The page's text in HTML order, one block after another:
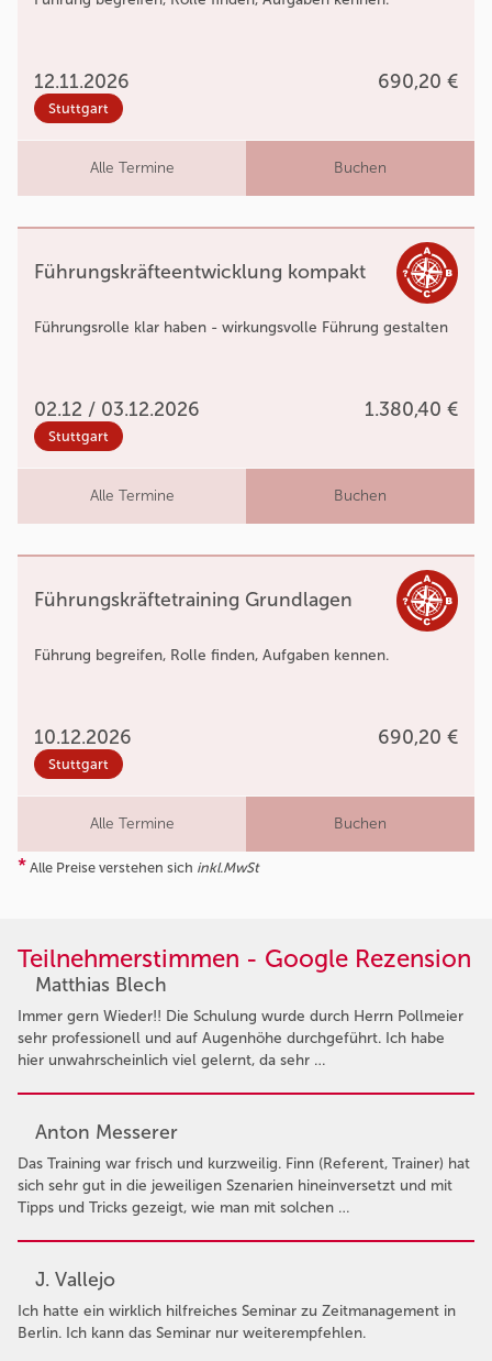
12.11.2026 690,20 €
Stuttgart
Alle Termine Buchen
Führungskräfteentwicklung kompakt
Führungsrolle klar haben - wirkungsvolle Führung gestalten
02.12 / 03.12.2026 1.380,40 €
Stuttgart
Alle Termine Buchen
Führungskräftetraining Grundlagen
Führung begreifen, Rolle finden, Aufgaben kennen.
10.12.2026 690,20 €
Stuttgart
Alle Termine Buchen
* Alle Preise verstehen sich inkl.MwSt
Teilnehmerstimmen - Google Rezension
Matthias Blech
Immer gern Wieder!! Die Schulung wurde durch Herrn Pollmeier
sehr professionell und auf Augenhöhe durchgeführt. Ich habe
hier unwahrscheinlich viel gelernt, da sehr …
Anton Messerer
Das Training war frisch und kurzweilig. Finn (Referent, Trainer) hat
sich sehr gut in die jeweiligen Szenarien hineinversetzt und mit
Tipps und Tricks gezeigt, wie man mit solchen …
J. Vallejo
Ich hatte ein wirklich hilfreiches Seminar zu Zeitmanagement in
Berlin. Ich kann das Seminar nur weiterempfehlen.